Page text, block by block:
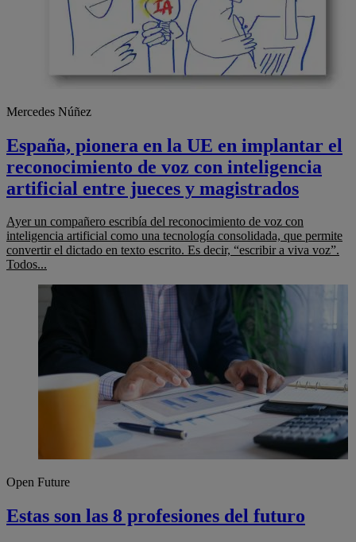
Mercedes Núñez
España, pionera en la UE en implantar el
reconocimiento de voz con inteligencia
artificial entre jueces y magistrados
Ayer un compañero escribía del reconocimiento de voz con
inteligencia artificial como una tecnología consolidada, que permite
convertir el dictado en texto escrito. Es decir, “escribir a viva voz”.
Todos...
Open Future
Estas son las 8 profesiones del futuro